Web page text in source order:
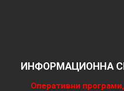
ИНФОРМАЦИОННА
Оперативни